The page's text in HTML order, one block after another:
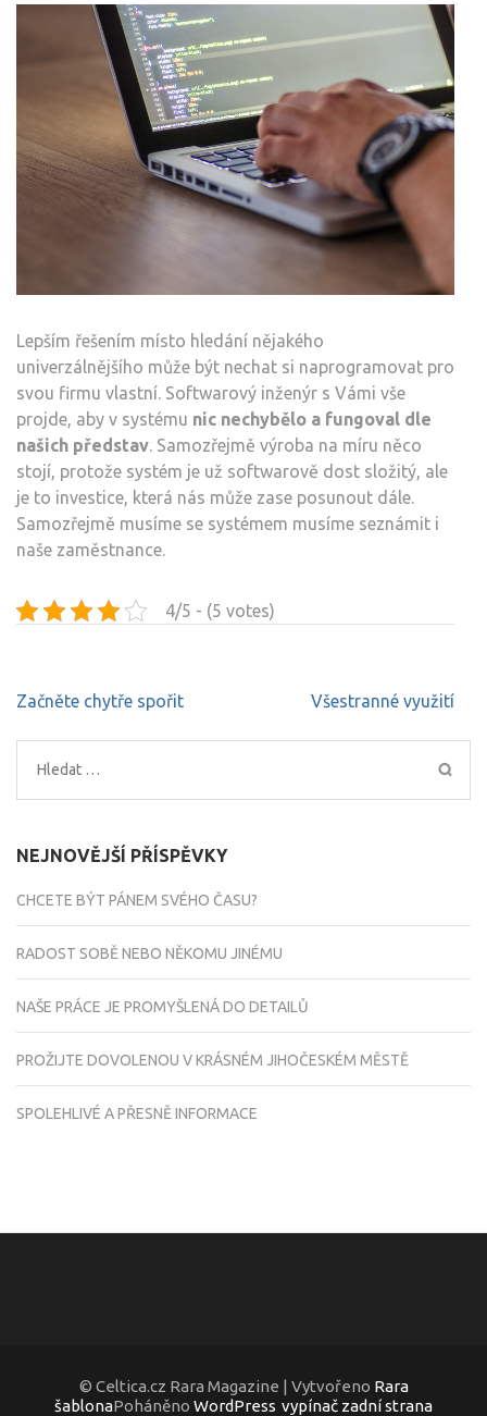
Lepším řešením místo hledání nějakého
univerzálnějšího může být nechat si naprogramovat pro
svou firmu vlastní. Softwarový inženýr s Vámi vše
projde, aby v systému nic nechybělo a fungoval dle
našich představ. Samozřejmě výroba na míru něco
stojí, protože systém je už softwarově dost složitý, ale
je to investice, která nás může zase posunout dále.
Samozřejmě musíme se systémem musíme seznámit i
naše zaměstnance.
4/5 - (5 votes)
Navigace
příspěvek
Začněte chytře spořit Všestranné využití
Vyhledávání
NEJNOVĚJŠÍ PŘÍSPĚVKY
CHCETE BÝT PÁNEM SVÉHO ČASU?
RADOST SOBĚ NEBO NĚKOMU JINÉMU
NAŠE PRÁCE JE PROMYŠLENÁ DO DETAILŮ
PROŽIJTE DOVOLENOU V KRÁSNÉM JIHOČESKÉM MĚSTĚ
SPOLEHLIVÉ A PŘESNĚ INFORMACE
© Celtica.cz Rara Magazine | Vytvořeno Rara
šablonaPoháněno WordPress vypínač zadní strana